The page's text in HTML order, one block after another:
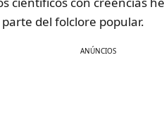
del folclore popular.
ANÚNCIOS